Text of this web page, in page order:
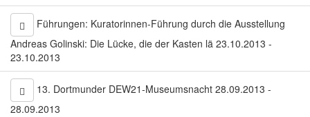
Führungen: Kuratorinnen-Führung durch die Ausstellung
Andreas Golinski: Die Lücke, die der Kasten lä 23.10.2013 -
23.10.2013
13. Dortmunder DEW21-Museumsnacht 28.09.2013 -
28.09.2013